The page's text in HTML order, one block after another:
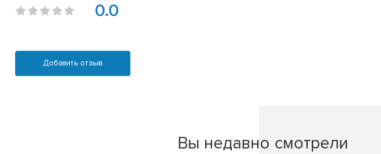
0.0
Добавить отзыв
Вы недавно смотрели